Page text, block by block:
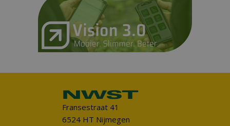
Fransestraat 41
6524 HT Nijmegen